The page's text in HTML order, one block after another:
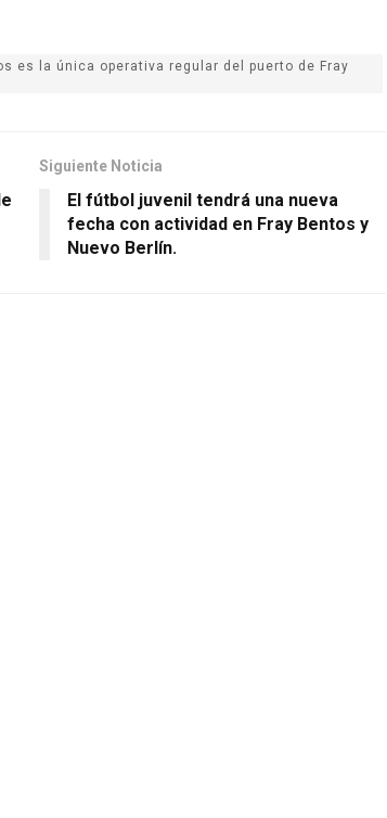
es la única operativa regular del puerto de Fray
Siguiente Noticia
El fútbol juvenil tendrá una nueva
fecha con actividad en Fray Bentos y
Nuevo Berlín.